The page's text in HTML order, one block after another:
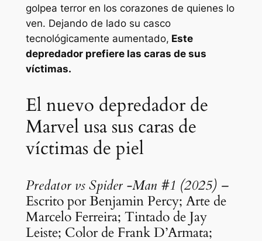
golpea terror en los corazones de quienes lo
ven. Dejando de lado su casco
tecnológicamente aumentado, Este
depredador prefiere las caras de sus
víctimas.
El nuevo depredador de
Marvel usa sus caras de
víctimas de piel
Predator vs Spider -Man #1 (2025) –
Escrito por Benjamin Percy; Arte de
Marcelo Ferreira; Tintado de Jay
Leiste; Color de Frank D’Armata;